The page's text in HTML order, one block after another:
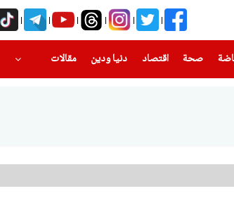
(current) صحة(current) اقتصاد دنيا ودين
(current) مقالات